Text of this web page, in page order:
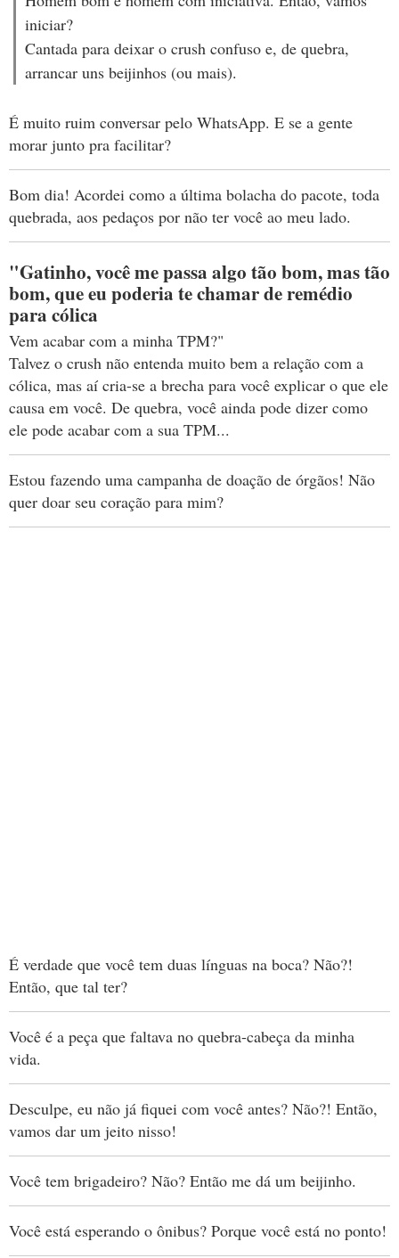
iniciar?
Cantada para deixar o crush confuso e, de quebra,
arrancar uns beijinhos (ou mais).
É muito ruim conversar pelo WhatsApp. E se a gente
morar junto pra facilitar?
Bom dia! Acordei como a última bolacha do pacote, toda
quebrada, aos pedaços por não ter você ao meu lado.
"Gatinho, você me passa algo tão bom, mas tão
bom, que eu poderia te chamar de remédio
para cólica
Vem acabar com a minha TPM?"
Talvez o crush não entenda muito bem a relação com a
cólica, mas aí cria-se a brecha para você explicar o que ele
causa em você. De quebra, você ainda pode dizer como
ele pode acabar com a sua TPM...
Estou fazendo uma campanha de doação de órgãos! Não
quer doar seu coração para mim?
É verdade que você tem duas línguas na boca? Não?!
Então, que tal ter?
Você é a peça que faltava no quebra-cabeça da minha
vida.
Desculpe, eu não já fiquei com você antes? Não?! Então,
vamos dar um jeito nisso!
Você tem brigadeiro? Não? Então me dá um beijinho.
Você está esperando o ônibus? Porque você está no ponto!